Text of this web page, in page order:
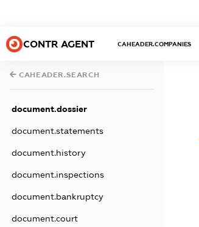
CONTR AGENT CAHEADER.COMPANIES
CAHEADER.SEARCH
document.dossier
document.statements
document.history
document.inspections
document.bankruptcy
document.court